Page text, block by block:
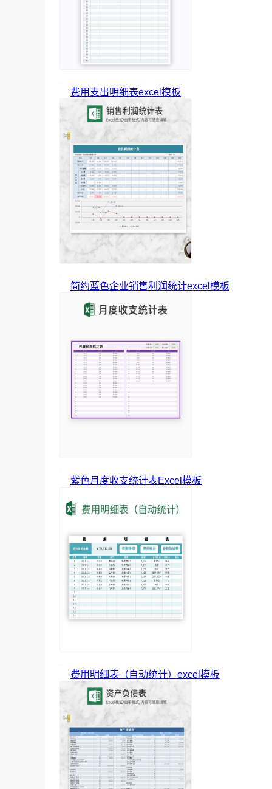
费用支出明细表excel模板
简约蓝色企业销售利润统计excel模板
紫色月度收支统计表Excel模板
费用明细表（自动统计）excel模板